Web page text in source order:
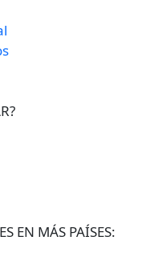
EN MÁS PAÍSES: